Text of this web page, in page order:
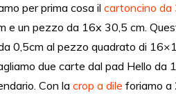
per prima cosa il cartoncino da
e un pezzo da 16x 30,5 cm.
0,5cm al pezzo quadrato di
due carte dal pad Hello da
Con la crop a dile foriamo a